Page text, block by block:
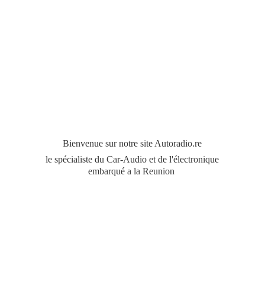
Bienvenue sur notre site Autoradio.re
le spécialiste du Car-Audio et de l'électronique
embarqué a la Reunion